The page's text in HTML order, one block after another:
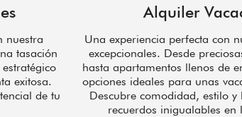
nuestra
tasación
exitosa.
de tu
Alquiler
Una experiencia perfecta con
excepcionales. Desde
hasta apartamentos llenos de
opciones ideales para unas
Descubre comodidad, estilo
recuerdos inigualables en